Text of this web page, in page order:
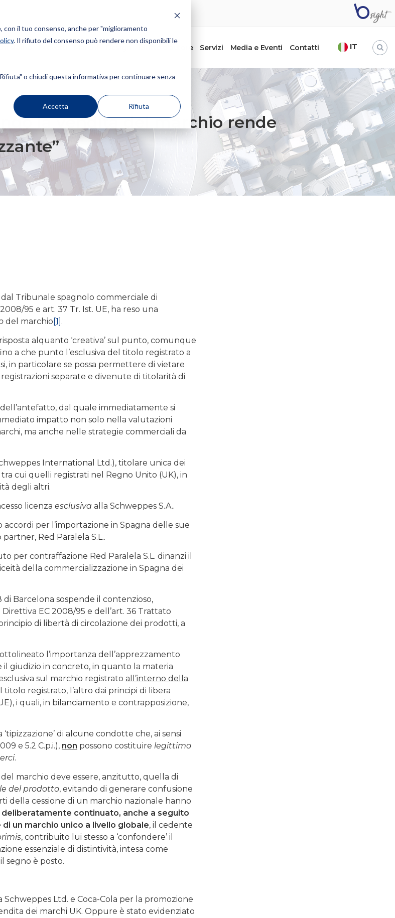
il tuo consenso, anche per "miglioramento
. Il rifiuto del consenso può rendere non disponibili le
o chiudi questa informativa per continuare senza
Accetta Rifiuta
Diritto d’autore Servizi Media e Eventi Contatti IT
RENDE L’IMPORTAZIONE (MOLTO!) “FRIZZANTE”
la vendita del marchio rende
Tribunale spagnolo commerciale di
95 e art. 37 Tr. Ist. UE, ha reso una
del marchio [1] .
alquanto ‘creativa’ sul punto, comunque
a che punto l’esclusiva del titolo registrato a
in particolare se possa permettere di vietare
separate e divenute di titolarità di
dal quale immediatamente si
impatto non solo nella valutazioni
ma anche nelle strategie commerciali da
International Ltd.), titolare unica dei
tra cui quelli registrati nel Regno Unito (UK), in
degli altri.
licenza esclusiva alla Schweppes S.A..
accordi per l’importazione in Spagna delle sue
Red Paralela S.L..
per contraffazione Red Paralela S.L. dinanzi il
della commercializzazione in Spagna dei
Barcelona sospende il contenzioso,
EC 2008/95 e dell’art. 36 Trattato
di libertà di circolazione dei prodotti, a
l’importanza dell’apprezzamento
giudizio in concreto, in quanto la materia
sul marchio registrato all’interno della
titolo registrato, l’altro dai principi di libera
i quali, in bilanciamento e contrapposizione,
di alcune condotte che, ai sensi
e 5.2 C.p.i.), non possono costituire legittimo
.
marchio deve essere, anzitutto, quella di
del prodotto, evitando di generare confusione
della cessione di un marchio nazionale hanno
deliberatamente continuato, anche a seguito
un marchio unico a livello globale, il cedente
, contribuito lui stesso a ‘confondere’ il
essenziale di distintività, intesa come
segno è posto.
Ltd. e Coca-Cola per la promozione
dei marchi UK. Oppure è stato evidenziato